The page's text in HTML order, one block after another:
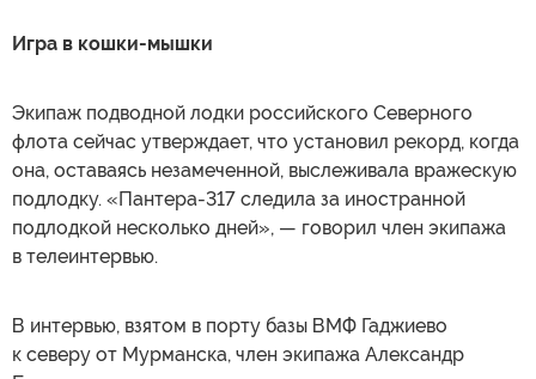
Игра в кошки-мышки
Экипаж подводной лодки российского Северного
флота сейчас утверждает, что установил рекорд, когда
она, оставаясь незамеченной, выслеживала вражескую
подлодку. «Пантера-317 следила за иностранной
подлодкой несколько дней», — говорил член экипажа
в телеинтервью.
В интервью, взятом в порту базы ВМФ Гаджиево
к северу от Мурманска, член экипажа Александр